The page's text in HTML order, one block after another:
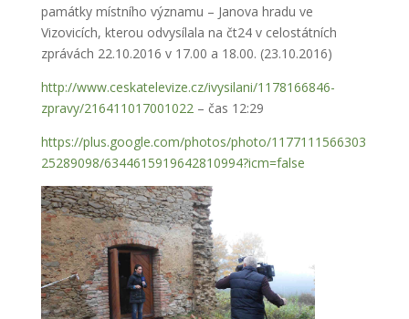
památky místního významu – Janova hradu ve
Vizovicích, kterou odvysílala na čt24 v celostátních
zprávách 22.10.2016 v 17.00 a 18.00. (23.10.2016)
http://www.ceskatelevize.cz/ivysilani/1178166846-
zpravy/216411017001022 – čas 12:29
https://plus.google.com/photos/photo/1177111566303
25289098/6344615919642810994?icm=false